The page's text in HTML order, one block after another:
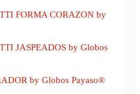
FORMA CORAZON by
JASPEADOS by Globos
by Globos Payaso®